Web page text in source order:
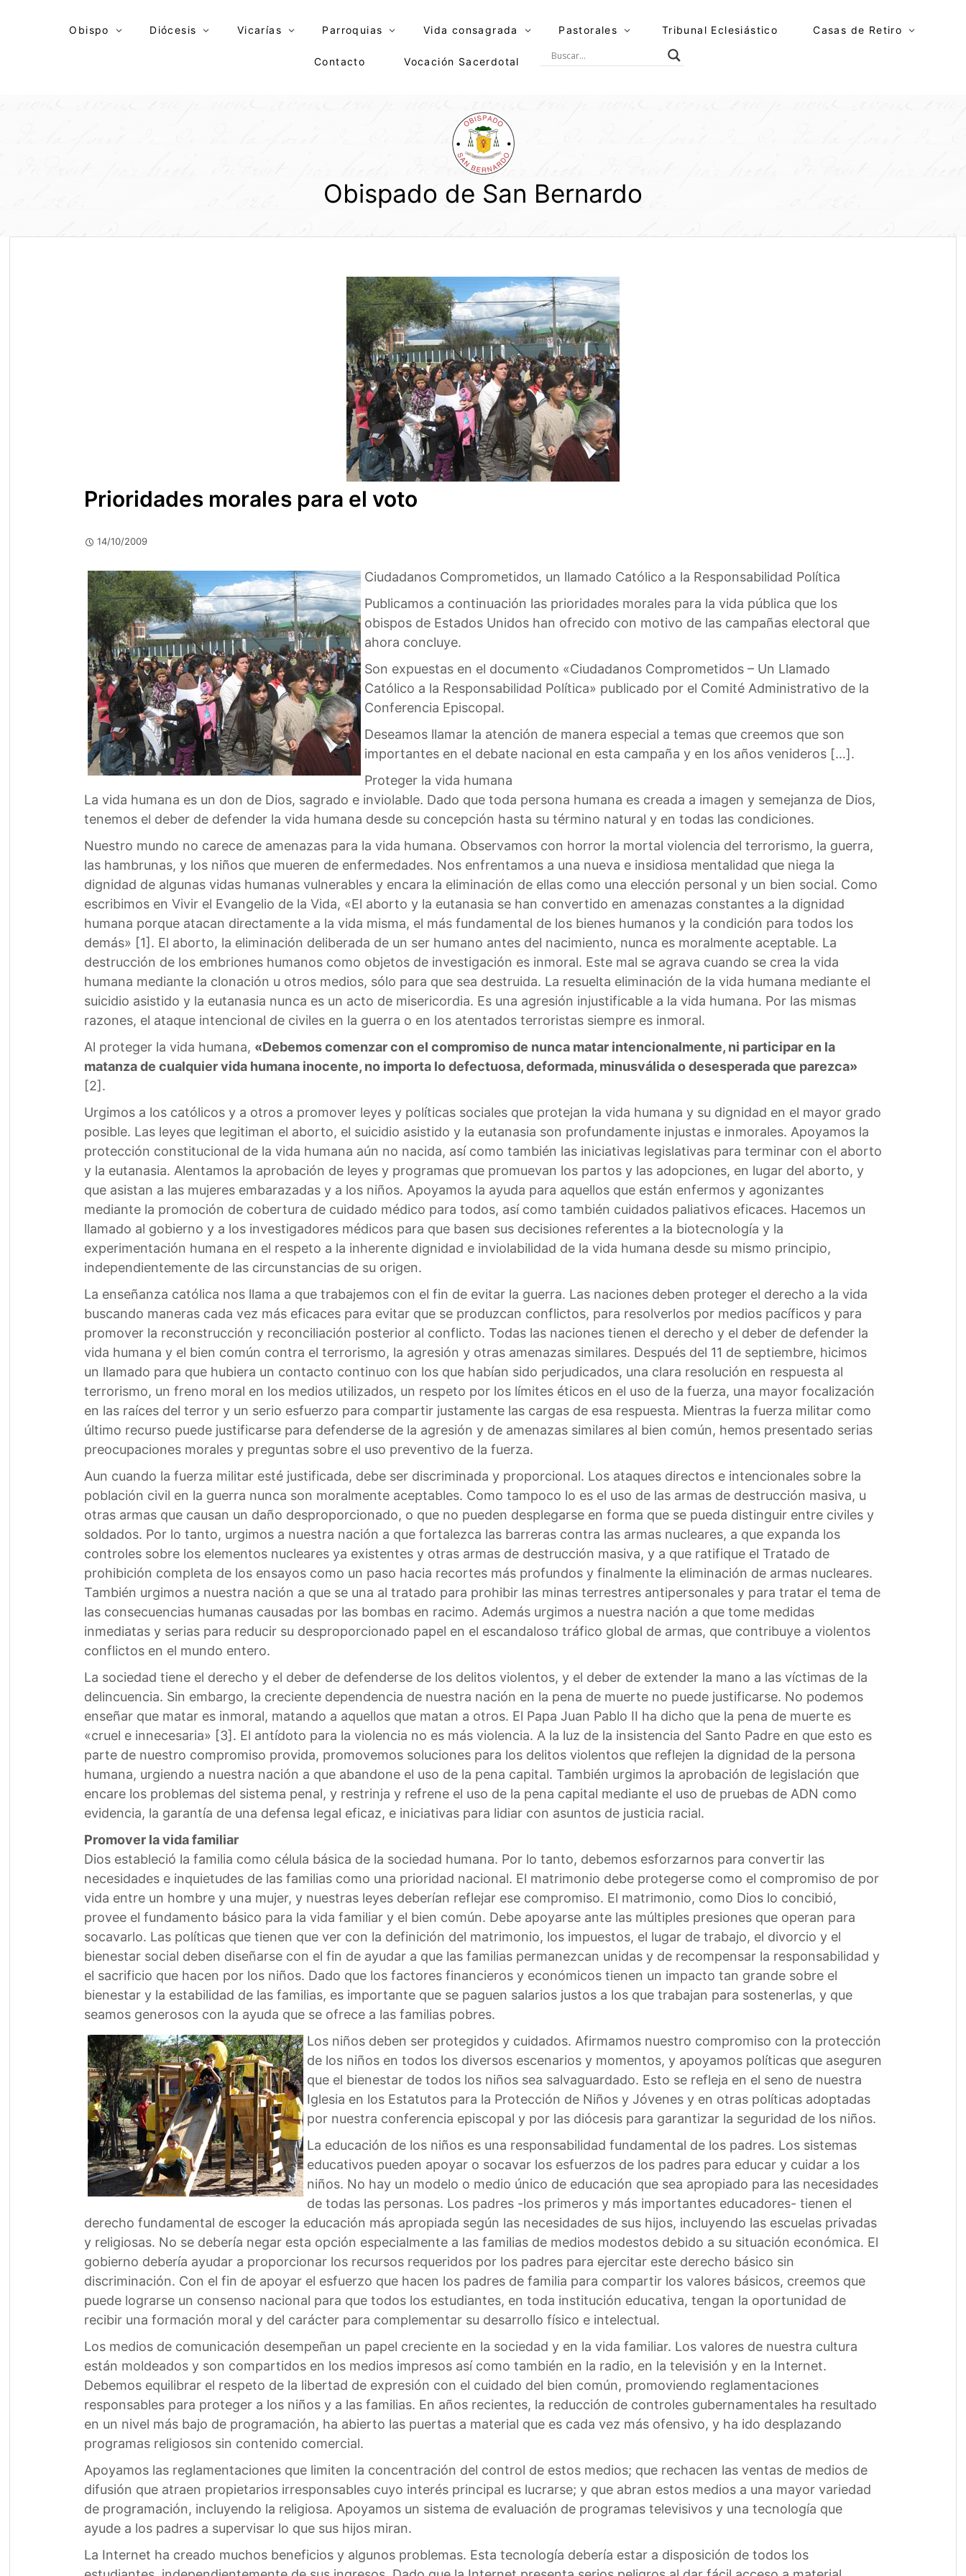
Obispo Diócesis Vicarías Parroquias Vida consagrada Pastorales Tribunal Eclesiástico Casas de Retiro
Contacto Vocación Sacerdotal
Obispado de San Bernardo
Prioridades morales para el voto
14/10/2009
Ciudadanos Comprometidos, un llamado Católico a la Responsabilidad Política
Publicamos a continuación las prioridades morales para la vida pública que los
obispos de Estados Unidos han ofrecido con motivo de las campañas electoral que
ahora concluye.
Son expuestas en el documento «Ciudadanos Comprometidos – Un Llamado
Católico a la Responsabilidad Política» publicado por el Comité Administrativo de la
Conferencia Episcopal.
Deseamos llamar la atención de manera especial a temas que creemos que son
importantes en el debate nacional en esta campaña y en los años venideros […].
Proteger la vida humana
La vida humana es un don de Dios, sagrado e inviolable. Dado que toda persona humana es creada a imagen y semejanza de Dios,
tenemos el deber de defender la vida humana desde su concepción hasta su término natural y en todas las condiciones.
Nuestro mundo no carece de amenazas para la vida humana. Observamos con horror la mortal violencia del terrorismo, la guerra,
las hambrunas, y los niños que mueren de enfermedades. Nos enfrentamos a una nueva e insidiosa mentalidad que niega la
dignidad de algunas vidas humanas vulnerables y encara la eliminación de ellas como una elección personal y un bien social. Como
escribimos en Vivir el Evangelio de la Vida, «El aborto y la eutanasia se han convertido en amenazas constantes a la dignidad
humana porque atacan directamente a la vida misma, el más fundamental de los bienes humanos y la condición para todos los
demás» [1]. El aborto, la eliminación deliberada de un ser humano antes del nacimiento, nunca es moralmente aceptable. La
destrucción de los embriones humanos como objetos de investigación es inmoral. Este mal se agrava cuando se crea la vida
humana mediante la clonación u otros medios, sólo para que sea destruida. La resuelta eliminación de la vida humana mediante el
suicidio asistido y la eutanasia nunca es un acto de misericordia. Es una agresión injustificable a la vida humana. Por las mismas
razones, el ataque intencional de civiles en la guerra o en los atentados terroristas siempre es inmoral.
Al proteger la vida humana, «Debemos comenzar con el compromiso de nunca matar intencionalmente, ni participar en la
matanza de cualquier vida humana inocente, no importa lo defectuosa, deformada, minusválida o desesperada que parezca»
[2].
Urgimos a los católicos y a otros a promover leyes y políticas sociales que protejan la vida humana y su dignidad en el mayor grado
posible. Las leyes que legitiman el aborto, el suicidio asistido y la eutanasia son profundamente injustas e inmorales. Apoyamos la
protección constitucional de la vida humana aún no nacida, así como también las iniciativas legislativas para terminar con el aborto
y la eutanasia. Alentamos la aprobación de leyes y programas que promuevan los partos y las adopciones, en lugar del aborto, y
que asistan a las mujeres embarazadas y a los niños. Apoyamos la ayuda para aquellos que están enfermos y agonizantes
mediante la promoción de cobertura de cuidado médico para todos, así como también cuidados paliativos eficaces. Hacemos un
llamado al gobierno y a los investigadores médicos para que basen sus decisiones referentes a la biotecnología y la
experimentación humana en el respeto a la inherente dignidad e inviolabilidad de la vida humana desde su mismo principio,
independientemente de las circunstancias de su origen.
La enseñanza católica nos llama a que trabajemos con el fin de evitar la guerra. Las naciones deben proteger el derecho a la vida
buscando maneras cada vez más eficaces para evitar que se produzcan conflictos, para resolverlos por medios pacíficos y para
promover la reconstrucción y reconciliación posterior al conflicto. Todas las naciones tienen el derecho y el deber de defender la
vida humana y el bien común contra el terrorismo, la agresión y otras amenazas similares. Después del 11 de septiembre, hicimos
un llamado para que hubiera un contacto continuo con los que habían sido perjudicados, una clara resolución en respuesta al
terrorismo, un freno moral en los medios utilizados, un respeto por los límites éticos en el uso de la fuerza, una mayor focalización
en las raíces del terror y un serio esfuerzo para compartir justamente las cargas de esa respuesta. Mientras la fuerza militar como
último recurso puede justificarse para defenderse de la agresión y de amenazas similares al bien común, hemos presentado serias
preocupaciones morales y preguntas sobre el uso preventivo de la fuerza.
Aun cuando la fuerza militar esté justificada, debe ser discriminada y proporcional. Los ataques directos e intencionales sobre la
población civil en la guerra nunca son moralmente aceptables. Como tampoco lo es el uso de las armas de destrucción masiva, u
otras armas que causan un daño desproporcionado, o que no pueden desplegarse en forma que se pueda distinguir entre civiles y
soldados. Por lo tanto, urgimos a nuestra nación a que fortalezca las barreras contra las armas nucleares, a que expanda los
controles sobre los elementos nucleares ya existentes y otras armas de destrucción masiva, y a que ratifique el Tratado de
prohibición completa de los ensayos como un paso hacia recortes más profundos y finalmente la eliminación de armas nucleares.
También urgimos a nuestra nación a que se una al tratado para prohibir las minas terrestres antipersonales y para tratar el tema de
las consecuencias humanas causadas por las bombas en racimo. Además urgimos a nuestra nación a que tome medidas
inmediatas y serias para reducir su desproporcionado papel en el escandaloso tráfico global de armas, que contribuye a violentos
conflictos en el mundo entero.
La sociedad tiene el derecho y el deber de defenderse de los delitos violentos, y el deber de extender la mano a las víctimas de la
delincuencia. Sin embargo, la creciente dependencia de nuestra nación en la pena de muerte no puede justificarse. No podemos
enseñar que matar es inmoral, matando a aquellos que matan a otros. El Papa Juan Pablo II ha dicho que la pena de muerte es
«cruel e innecesaria» [3]. El antídoto para la violencia no es más violencia. A la luz de la insistencia del Santo Padre en que esto es
parte de nuestro compromiso provida, promovemos soluciones para los delitos violentos que reflejen la dignidad de la persona
humana, urgiendo a nuestra nación a que abandone el uso de la pena capital. También urgimos la aprobación de legislación que
encare los problemas del sistema penal, y restrinja y refrene el uso de la pena capital mediante el uso de pruebas de ADN como
evidencia, la garantía de una defensa legal eficaz, e iniciativas para lidiar con asuntos de justicia racial.
Promover la vida familiar
Dios estableció la familia como célula básica de la sociedad humana. Por lo tanto, debemos esforzarnos para convertir las
necesidades e inquietudes de las familias como una prioridad nacional. El matrimonio debe protegerse como el compromiso de por
vida entre un hombre y una mujer, y nuestras leyes deberían reflejar ese compromiso. El matrimonio, como Dios lo concibió,
provee el fundamento básico para la vida familiar y el bien común. Debe apoyarse ante las múltiples presiones que operan para
socavarlo. Las políticas que tienen que ver con la definición del matrimonio, los impuestos, el lugar de trabajo, el divorcio y el
bienestar social deben diseñarse con el fin de ayudar a que las familias permanezcan unidas y de recompensar la responsabilidad y
el sacrificio que hacen por los niños. Dado que los factores financieros y económicos tienen un impacto tan grande sobre el
bienestar y la estabilidad de las familias, es importante que se paguen salarios justos a los que trabajan para sostenerlas, y que
seamos generosos con la ayuda que se ofrece a las familias pobres.
Los niños deben ser protegidos y cuidados. Afirmamos nuestro compromiso con la protección
de los niños en todos los diversos escenarios y momentos, y apoyamos políticas que aseguren
que el bienestar de todos los niños sea salvaguardado. Esto se refleja en el seno de nuestra
Iglesia en los Estatutos para la Protección de Niños y Jóvenes y en otras políticas adoptadas
por nuestra conferencia episcopal y por las diócesis para garantizar la seguridad de los niños.
La educación de los niños es una responsabilidad fundamental de los padres. Los sistemas
educativos pueden apoyar o socavar los esfuerzos de los padres para educar y cuidar a los
niños. No hay un modelo o medio único de educación que sea apropiado para las necesidades
de todas las personas. Los padres -los primeros y más importantes educadores- tienen el
derecho fundamental de escoger la educación más apropiada según las necesidades de sus hijos, incluyendo las escuelas privadas
y religiosas. No se debería negar esta opción especialmente a las familias de medios modestos debido a su situación económica. El
gobierno debería ayudar a proporcionar los recursos requeridos por los padres para ejercitar este derecho básico sin
discriminación. Con el fin de apoyar el esfuerzo que hacen los padres de familia para compartir los valores básicos, creemos que
puede lograrse un consenso nacional para que todos los estudiantes, en toda institución educativa, tengan la oportunidad de
recibir una formación moral y del carácter para complementar su desarrollo físico e intelectual.
Los medios de comunicación desempeñan un papel creciente en la sociedad y en la vida familiar. Los valores de nuestra cultura
están moldeados y son compartidos en los medios impresos así como también en la radio, en la televisión y en la Internet.
Debemos equilibrar el respeto de la libertad de expresión con el cuidado del bien común, promoviendo reglamentaciones
responsables para proteger a los niños y a las familias. En años recientes, la reducción de controles gubernamentales ha resultado
en un nivel más bajo de programación, ha abierto las puertas a material que es cada vez más ofensivo, y ha ido desplazando
programas religiosos sin contenido comercial.
Apoyamos las reglamentaciones que limiten la concentración del control de estos medios; que rechacen las ventas de medios de
difusión que atraen propietarios irresponsables cuyo interés principal es lucrarse; y que abran estos medios a una mayor variedad
de programación, incluyendo la religiosa. Apoyamos un sistema de evaluación de programas televisivos y una tecnología que
ayude a los padres a supervisar lo que sus hijos miran.
La Internet ha creado muchos beneficios y algunos problemas. Esta tecnología debería estar a disposición de todos los